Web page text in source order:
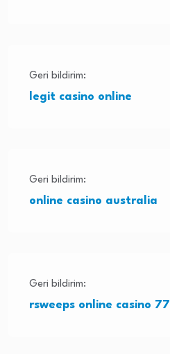
Geri bildirim:
legit casino online
Geri bildirim:
online casino australia
Geri bildirim:
rsweeps online casino